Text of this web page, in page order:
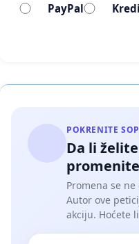
PayPal
POKRENITE
Da li
Promena se
Autor ove
akciju. Hoćete